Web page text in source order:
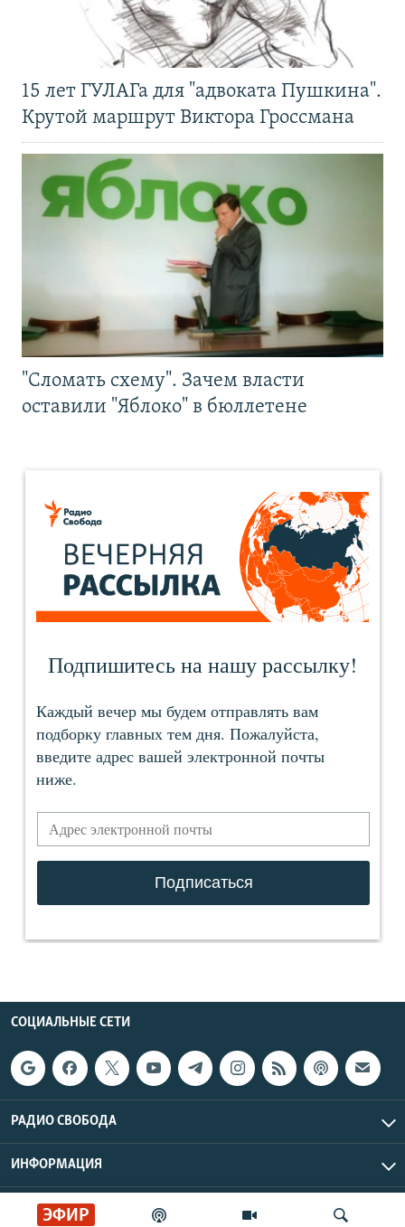
ЭФИР
15 лет ГУЛАГа для "адвоката Пушкина".
Крутой маршрут Виктора Гроссмана
"Сломать схему". Зачем власти
оставили "Яблоко" в бюллетене
СОЦИАЛЬНЫЕ СЕТИ
РАДИО СВОБОДА
ИНФОРМАЦИЯ
Радио Свобода © 2026 RFE/RL, Inc. | Все права защищены.